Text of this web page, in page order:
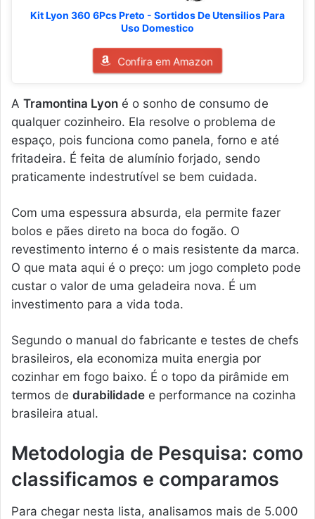
Kit Lyon 360 6Pcs Preto - Sortidos De Utensilios Para
Uso Domestico
Confira em Amazon
A Tramontina Lyon é o sonho de consumo de
qualquer cozinheiro. Ela resolve o problema de
espaço, pois funciona como panela, forno e até
fritadeira. É feita de alumínio forjado, sendo
praticamente indestrutível se bem cuidada.
Com uma espessura absurda, ela permite fazer
bolos e pães direto na boca do fogão. O
revestimento interno é o mais resistente da marca.
O que mata aqui é o preço: um jogo completo pode
custar o valor de uma geladeira nova. É um
investimento para a vida toda.
Segundo o manual do fabricante e testes de chefs
brasileiros, ela economiza muita energia por
cozinhar em fogo baixo. É o topo da pirâmide em
termos de durabilidade e performance na cozinha
brasileira atual.
Metodologia de Pesquisa: como
classificamos e comparamos
Para chegar nesta lista, analisamos mais de 5.000